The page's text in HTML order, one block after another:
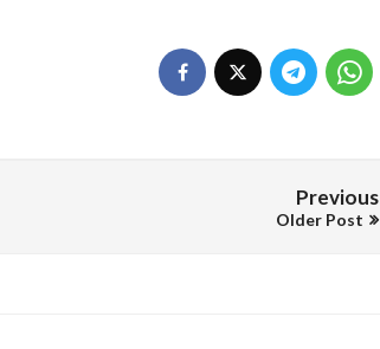
Previous
Older Post